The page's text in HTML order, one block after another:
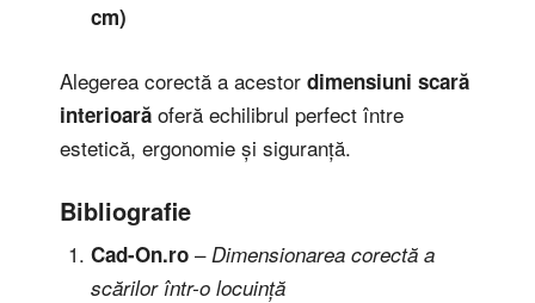
cm)
Alegerea corectă a acestor dimensiuni scară
interioară oferă echilibrul perfect între
estetică, ergonomie și siguranță.
Bibliografie
Cad-On.ro– Dimensionarea corectă a
scărilor într-o locuință